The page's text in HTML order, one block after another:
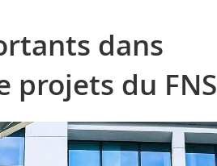
dans
projets du FNS